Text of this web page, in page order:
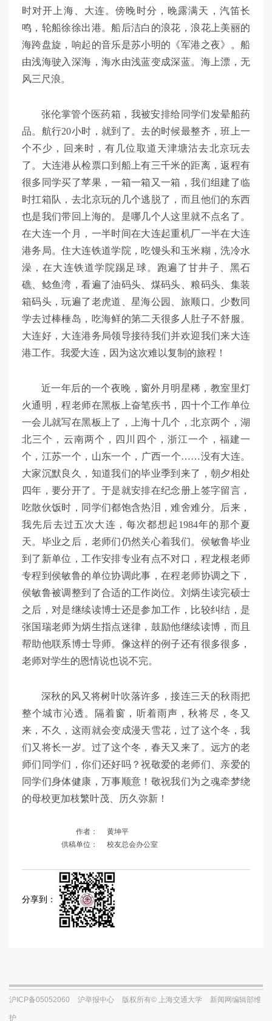
时对开上海、大连。傍晚时分，晚露满天，汽笛长
鸣，轮船徐徐出港。船后洁白的浪花，浪花上美丽的
海跨盘旋，响起的音乐是苏小明的《军港之夜》。船
由浅海驶入深海，海水由浅蓝变成深蓝。海上漂，无
风三尺浪。
张伦掌管个医药箱，我被安排给同学们发晕船药
品。航行20小时，就到了。去的时候最整齐，班上一
个不少，回来时，有几位取道天津塘沽去北京玩去
了。大连港从检票口到船上有三千米的距离，返程有
很多同学买了苹果，一箱一箱又一箱，我们组建了临
时扛箱队，去北京玩的几个逃脱了，而且他们的东西
也是我们带回上海的。是哪几个人这里就不点名了。
在大连一个月，一半时间在大连起重机厂一半在大连
港务局。住大连铁道学院，吃馒头和玉米糊，洗冷水
澡，在大连铁道学院踢足球。跑遍了甘井子、黑石
礁、鲶鱼湾，看遍了油码头、煤码头、粮码头、集装
箱码头，玩遍了老虎道、星海公园、旅顺口。少数同
学去过棒棰岛，吃海鲜的第二天很多人肚子不舒服。
大连好，大连港务局领导接待我们并欢迎我们来大连
港工作。我爱大连，因为这次难以复制的旅程！
近一年后的一个夜晚，窗外月明星稀，教室里灯
火通明，程老师在黑板上奋笔疾书，四十个工作单位
一会儿就写在黑板上了，上海十几个，北京两个，湖
北三个，云南两个，四川四个，浙江一个，福建一
个，江苏一个，山东一个，广西一个……没有大连。
大家沉默良久，知道我们的毕业季到来了，朝夕相处
四年，要分开了。于是就安排在纪念册上签字留言，
吃散伙饭时，同学们都饱含热泪，难舍难分。后来，
我先后去过五次大连，每次都想起1984年的那个夏
天。毕业之后，老师们仍然关心着我们。侯敏鲁毕业
到了新单位，工作安排专业有点不对口，程龙根老师
专程到侯敏鲁的单位协调此事，在程老师协调之下，
侯敏鲁被调整到了合适的工作岗位。刘炳生读完硕士
之后，对是继续读博士还是参加工作，比较纠结，是
张国瑞老师为炳生指点迷律，鼓励他继续读博，而且
帮助他联系博士导师。像这样的例子还有很多很多，
老师对学生的恩情说也说不完。
深秋的风又将树叶吹落许多，接连三天的秋雨把
整个城市沁透。隔着窗，听着雨声，秋将尽，冬又
来，不久，这雨就会变成漫天雪花，过了这个冬，我
们又将长一岁。过了这个冬，春天又来了。远方的老
师们同学们，你们还好吗？祝敬爱的老师们、亲爱的
同学们身体健康，万事顺意！敬祝我们为之魂牵梦绕
的母校更加枝繁叶茂、历久弥新！
作者：
黄坤平
供稿单位：
校友总会办公室
分享到：
沪ICP备05052060 沪举报中心 版权所有© 上海交通大学 新闻网编辑部维
护